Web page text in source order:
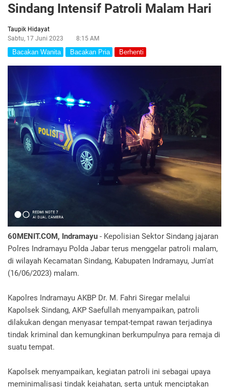
Sindang Intensif Patroli Malam Hari
Taupik Hidayat
Sabtu, 17 Juni 2023
8:15 AM
Bacakan Wanita Bacakan Pria Berhenti
60MENIT.COM, Indramayu - Kepolisian Sektor Sindang jajaran
Polres Indramayu Polda Jabar terus menggelar patroli malam,
di wilayah Kecamatan Sindang, Kabupaten Indramayu, Jum'at
(16/06/2023) malam.
Kapolres Indramayu AKBP Dr. M. Fahri Siregar melalui
Kapolsek Sindang, AKP Saefullah menyampaikan, patroli
dilakukan dengan menyasar tempat-tempat rawan terjadinya
tindak kriminal dan kemungkinan berkumpulnya para remaja di
suatu tempat.
Kapolsek menyampaikan, kegiatan patroli ini sebagai upaya
meminimalisasi tindak kejahatan, serta untuk menciptakan